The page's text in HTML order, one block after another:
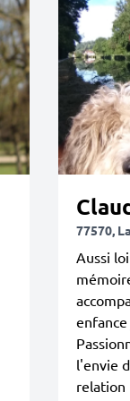
77570,
Aussi
l'envie
relation